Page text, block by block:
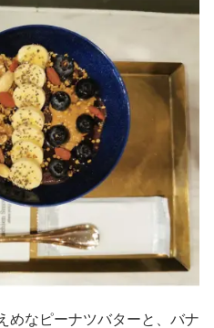
めなピーナツバターと、バナ